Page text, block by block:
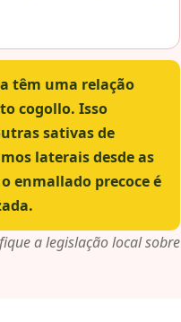
têm uma relação
cogollo. Isso
sativas de
laterais desde as
enmallado precoce é
a legislação local sobre